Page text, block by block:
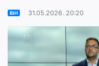
BiH 31.05.2026. 20:20